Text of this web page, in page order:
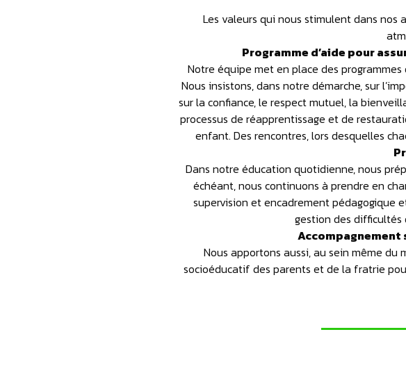
Les valeurs qui nous stimulent dans nos
Programme d’aide pour
Notre équipe met en place des
Nous insistons, dans notre démarche, sur
sur la confiance, le respect mutuel, la
processus de réapprentissage et de
enfant. Des rencontres, lors desquelles
Dans notre éducation quotidienne, nous
échéant, nous continuons à prendre en
supervision et encadrement pédagogique
gestion des difficultés
Nous apportons aussi, au sein même
socioéducatif des parents et de la fratrie